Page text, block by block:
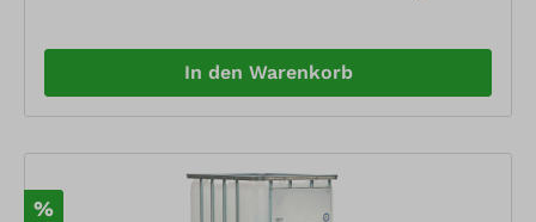
In den Warenkorb
%